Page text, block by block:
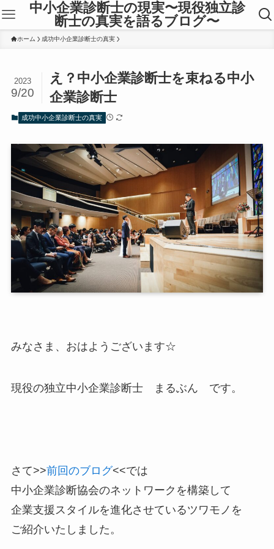
中小企業診断士の現実〜現役独立診
断士の真実を語るブログ〜
ホーム 成功中小企業診断士の真実
え？中小企業診断士を束ねる中小
企業診断士
2023
9/20
成功中小企業診断士の真実
みなさま、おはようございます☆
現役の独立中小企業診断士 まるぶん です。
さて>>前回のブログ<<では
中小企業診断協会のネットワークを構築して
企業支援スタイルを進化させているツワモノを
ご紹介いたしました。